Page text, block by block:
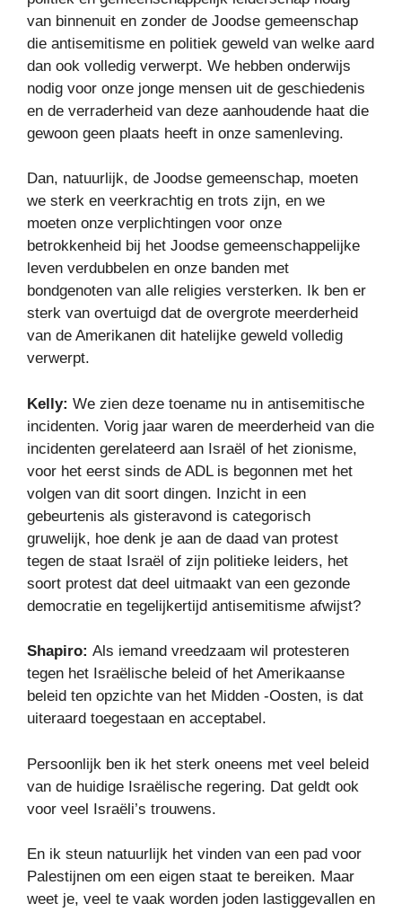
van binnenuit en zonder de Joodse gemeenschap
die antisemitisme en politiek geweld van welke aard
dan ook volledig verwerpt. We hebben onderwijs
nodig voor onze jonge mensen uit de geschiedenis
en de verraderheid van deze aanhoudende haat die
gewoon geen plaats heeft in onze samenleving.
Dan, natuurlijk, de Joodse gemeenschap, moeten
we sterk en veerkrachtig en trots zijn, en we
moeten onze verplichtingen voor onze
betrokkenheid bij het Joodse gemeenschappelijke
leven verdubbelen en onze banden met
bondgenoten van alle religies versterken. Ik ben er
sterk van overtuigd dat de overgrote meerderheid
van de Amerikanen dit hatelijke geweld volledig
verwerpt.
Kelly: We zien deze toename nu in antisemitische
incidenten. Vorig jaar waren de meerderheid van die
incidenten gerelateerd aan Israël of het zionisme,
voor het eerst sinds de ADL is begonnen met het
volgen van dit soort dingen. Inzicht in een
gebeurtenis als gisteravond is categorisch
gruwelijk, hoe denk je aan de daad van protest
tegen de staat Israël of zijn politieke leiders, het
soort protest dat deel uitmaakt van een gezonde
democratie en tegelijkertijd antisemitisme afwijst?
Shapiro: Als iemand vreedzaam wil protesteren
tegen het Israëlische beleid of het Amerikaanse
beleid ten opzichte van het Midden -Oosten, is dat
uiteraard toegestaan ​​en acceptabel.
Persoonlijk ben ik het sterk oneens met veel beleid
van de huidige Israëlische regering. Dat geldt ook
voor veel Israëli’s trouwens.
En ik steun natuurlijk het vinden van een pad voor
Palestijnen om een ​​eigen staat te bereiken. Maar
weet je, veel te vaak worden joden lastiggevallen en